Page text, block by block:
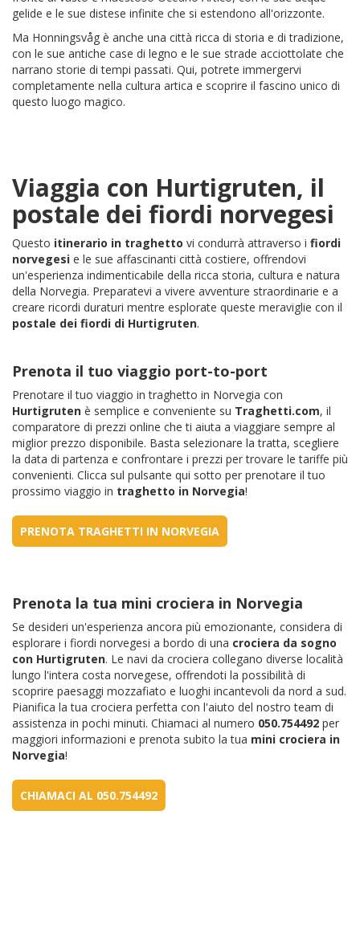
gelide e le sue distese infinite che si estendono all'orizzonte.
Ma Honningsvåg è anche una città ricca di storia e di tradizione,
con le sue antiche case di legno e le sue strade acciottolate che
narrano storie di tempi passati. Qui, potrete immergervi
completamente nella cultura artica e scoprire il fascino unico di
questo luogo magico.
Viaggia con Hurtigruten, il
postale dei fiordi norvegesi
Questo itinerario in traghetto vi condurrà attraverso i fiordi
norvegesi e le sue affascinanti città costiere, offrendovi
un'esperienza indimenticabile della ricca storia, cultura e natura
della Norvegia. Preparatevi a vivere avventure straordinarie e a
creare ricordi duraturi mentre esplorate queste meraviglie con il
postale dei fiordi di Hurtigruten.
Prenota il tuo viaggio port-to-port
Prenotare il tuo viaggio in traghetto in Norvegia con
Hurtigruten è semplice e conveniente su Traghetti.com, il
comparatore di prezzi online che ti aiuta a viaggiare sempre al
miglior prezzo disponibile. Basta selezionare la tratta, scegliere
la data di partenza e confrontare i prezzi per trovare le tariffe più
convenienti. Clicca sul pulsante qui sotto per prenotare il tuo
prossimo viaggio in traghetto in Norvegia!
PRENOTA TRAGHETTI IN NORVEGIA
Prenota la tua mini crociera in Norvegia
Se desideri un'esperienza ancora più emozionante, considera di
esplorare i fiordi norvegesi a bordo di una crociera da sogno
con Hurtigruten. Le navi da crociera collegano diverse località
lungo l'intera costa norvegese, offrendoti la possibilità di
scoprire paesaggi mozzafiato e luoghi incantevoli da nord a sud.
Pianifica la tua crociera perfetta con l'aiuto del nostro team di
assistenza in pochi minuti. Chiamaci al numero 050.754492 per
maggiori informazioni e prenota subito la tua mini crociera in
Norvegia!
CHIAMACI AL 050.754492